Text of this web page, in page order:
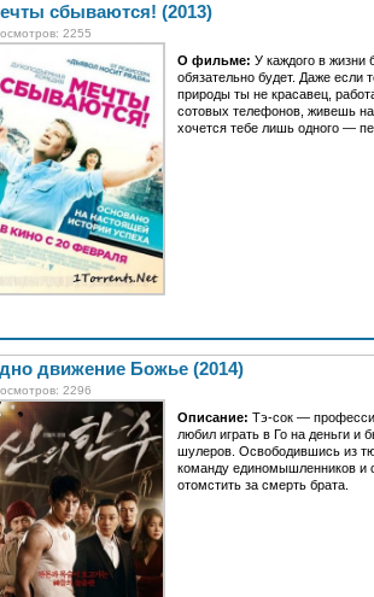
сбываются! (2013)
2255
О фильме: У каждого в
обязательно будет. Даже если
природы ты не красавец,
сотовых телефонов, живешь
хочется тебе лишь одного —
движение Божье (2014)
2296
Описание: Тэ-сок —
любил играть в Го на деньги и
шулеров. Освободившись из
команду единомышленников и
отомстить за смерть брата.